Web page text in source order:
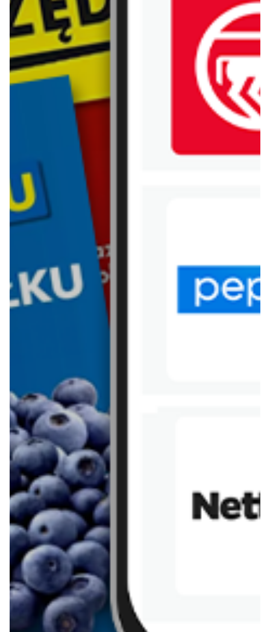
aktualna
Groszek
już za 7 dni
WIĘCEJ GAZETEK GROSZEK